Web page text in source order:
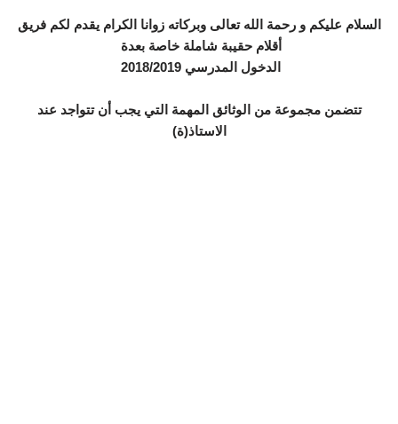
السلام عليكم و رحمة الله تعالى وبركاته زوانا الكرام يقدم لكم فريق
أقلام حقيبة شاملة خاصة بعدة
الدخول المدرسي 2018/2019
تتضمن مجموعة من الوثائق المهمة التي يجب أن تتواجد عند
الاستاذ(ة)